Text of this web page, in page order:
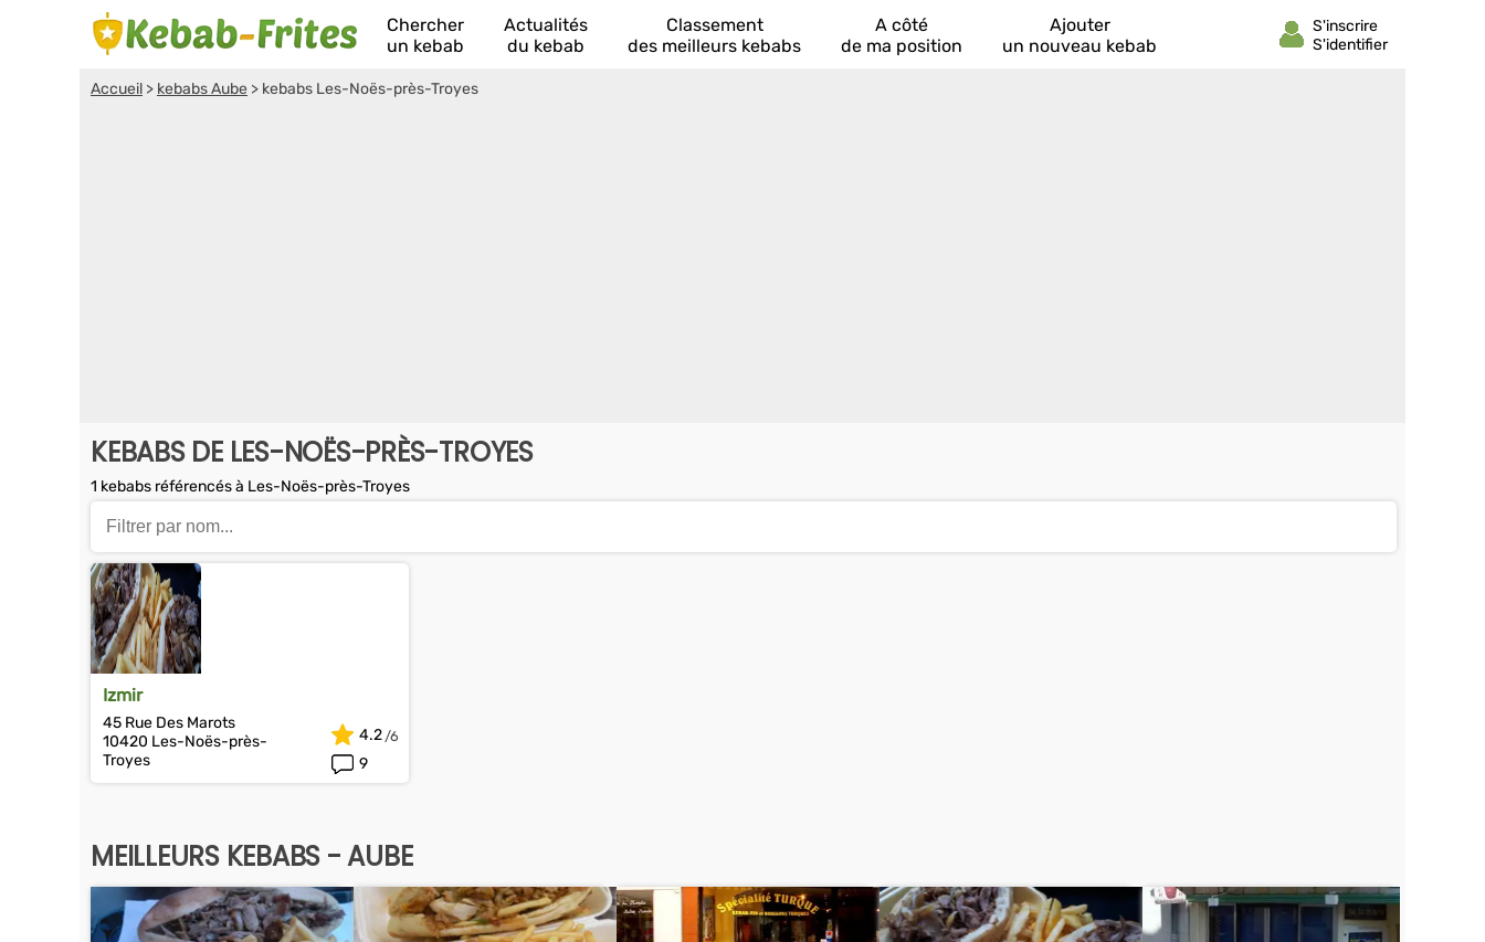
Chercher
un kebab
Actualités
du kebab
Classement
des meilleurs kebabs
A côté
de ma position
Ajouter
un nouveau kebab
Accueil > kebabs Aube > kebabs Les-Noës-près-Troyes
KEBABS DE LES-NOËS-PRÈS-TROYES
1 kebabs référencés à Les-Noës-près-Troyes
Izmir
45 Rue Des Marots
10420 Les-Noës-près-
Troyes
9
4.2
MEILLEURS KEBABS - AUBE